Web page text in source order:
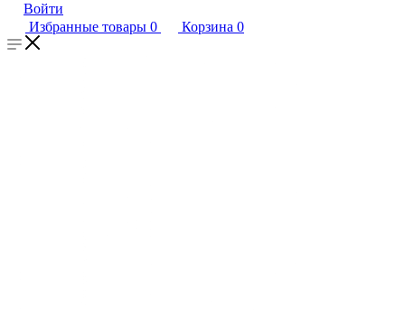
Войти
Избранные товары 0 Корзина 0